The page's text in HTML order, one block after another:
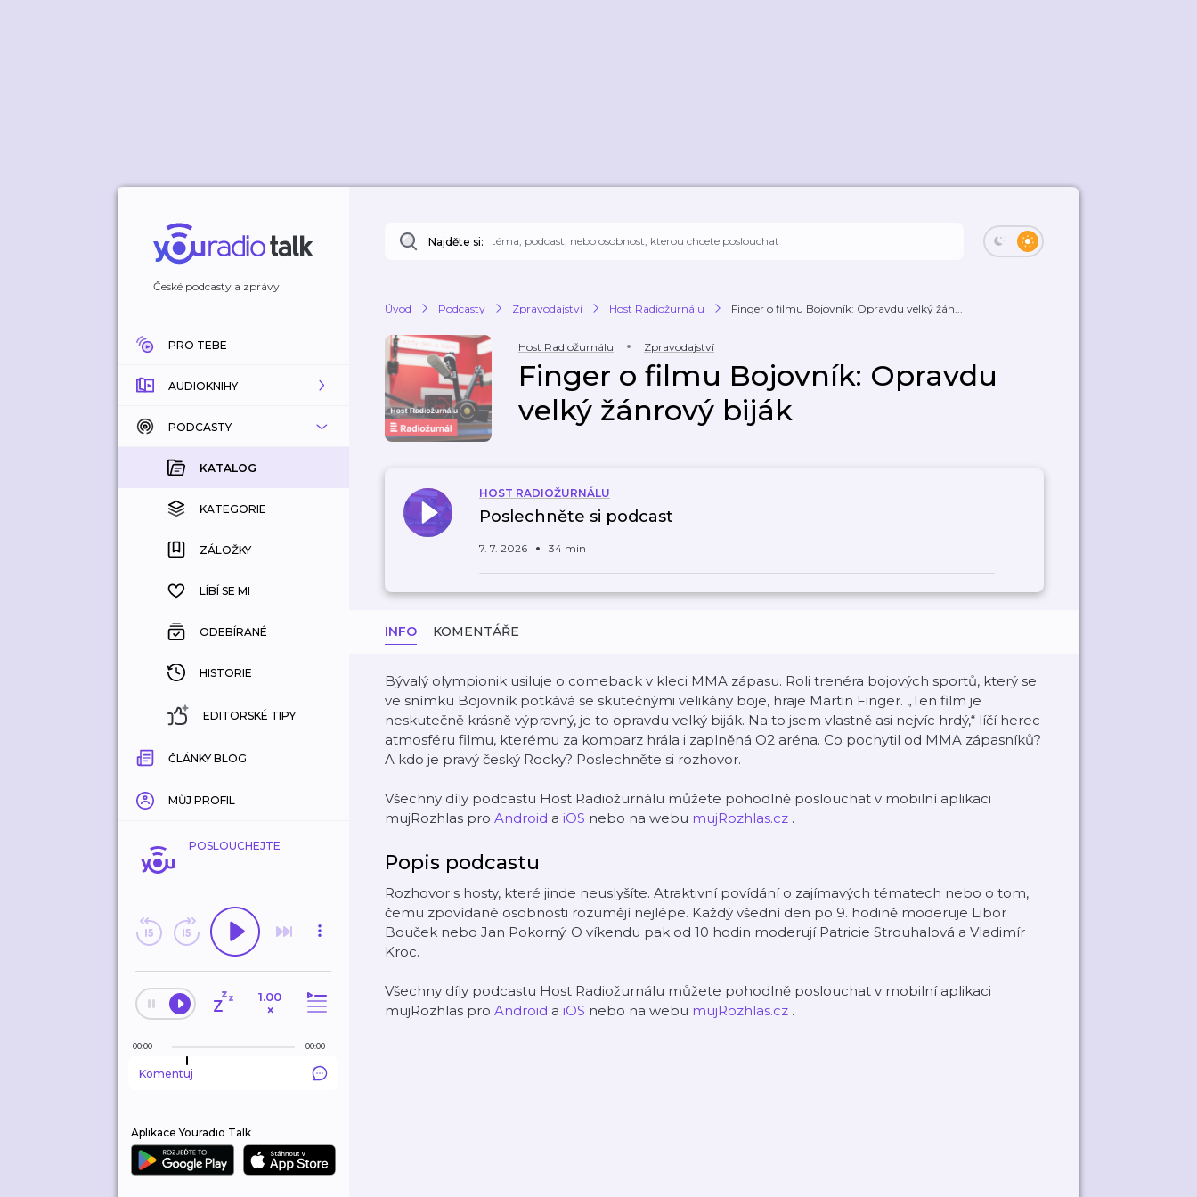
České podcasty a zprávy
PRO TEBE
AUDIOKNIHY
KATALOG
KOUPENÉ
KATEGORIE
ZÁLOŽKY
HISTORIE
PODCASTY
KATALOG
KATEGORIE
ZÁLOŽKY
LÍBÍ SE MI
ODEBÍRANÉ
HISTORIE
EDITORSKÉ TIPY
ČLÁNKY BLOG
MŮJ PROFIL
POSLOUCHEJTE
1.00
×
00:00 00:00
Komentuj
Aplikace Youradio Talk
Najděte si:
Úvod Podcasty Zpravodajství Host Radiožurnálu Finger o filmu Bojovník: Opravdu velký žán...
Host Radiožurnálu Zpravodajství
Finger o filmu Bojovník: Opravdu
velký žánrový biják
HOST RADIOŽURNÁLU
Poslechněte si podcast
7. 7. 2026 34 min
INFO KOMENTÁŘE
Bývalý olympionik usiluje o comeback v kleci MMA zápasu. Roli trenéra bojových sportů, který se
ve snímku Bojovník potkává se skutečnými velikány boje, hraje Martin Finger. „Ten film je
neskutečně krásně výpravný, je to opravdu velký biják. Na to jsem vlastně asi nejvíc hrdý,“ líčí herec
atmosféru filmu, kterému za komparz hrála i zaplněná O2 aréna. Co pochytil od MMA zápasníků?
A kdo je pravý český Rocky? Poslechněte si rozhovor.
Všechny díly podcastu Host Radiožurnálu můžete pohodlně poslouchat v mobilní aplikaci
mujRozhlas pro Android a iOS nebo na webu mujRozhlas.cz .
Popis podcastu
Rozhovor s hosty, které jinde neuslyšíte. Atraktivní povídání o zajímavých tématech nebo o tom,
čemu zpovídané osobnosti rozumějí nejlépe. Každý všední den po 9. hodině moderuje Libor
Bouček nebo Jan Pokorný. O víkendu pak od 10 hodin moderují Patricie Strouhalová a Vladimír
Kroc.
Všechny díly podcastu Host Radiožurnálu můžete pohodlně poslouchat v mobilní aplikaci
mujRozhlas pro Android a iOS nebo na webu mujRozhlas.cz .